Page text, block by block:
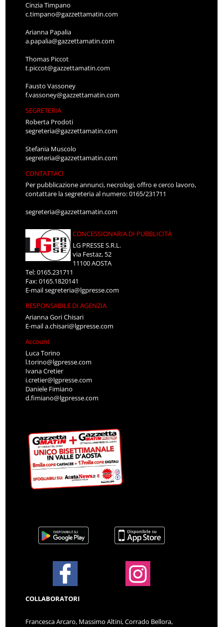
Cinzia Timpano
c.timpano@gazzettamatin.com
Arianna Papalia
a.papalia@gazzettamatin.com
Thomas Piccot
t.piccot@gazzettamatin.com
Fausto Vassoney
f.vassoney@gazzettamatin.com
SEGRETERIA
Roberta Prodoti
segreteria@gazzettamatin.com
Stefania Muscolo
segreteria@gazzettamatin.com
CONTATTACI
Per pubblicazione annunci, necrologi, offro e cerco lavoro,
contattare la segreteria al numero: 0165/231711
segreteria@gazzettamatin.com
CONCESSIONARIA DI PUBBLICITÀ
LG PRESSE S.R.L.
via Festaz, 52
11100 AOSTA
Tel: 0165.231711
Fax: 0165.1820141
E-mailsegreteria@lgpresse.com
RESPONSABILE DI AGENZIA
Arianna Gori Chisari
E-maila.chisari@lgpresse.com
Account
Luca Torino
l.torino@lgpresse.com
Ivana Cretier
i.cretier@lgpresse.com
Daniele Fimiano
d.fimiano@lgpresse.com
COLLABORATORI
Francesca Arcaro, Massimo Altini, Corrado Bellora,